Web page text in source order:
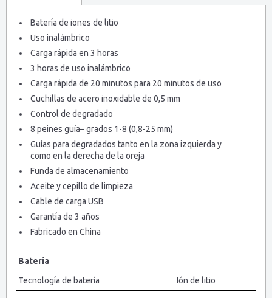
Batería de iones de litio
Uso inalámbrico
Carga rápida en 3 horas
3 horas de uso inalámbrico
Carga rápida de 20 minutos para 20 minutos de uso
Cuchillas de acero inoxidable de 0,5 mm
Control de degradado
8 peines guía– grados 1-8 (0,8-25 mm)
Guías para degradados tanto en la zona izquierda y
como en la derecha de la oreja
Funda de almacenamiento
Aceite y cepillo de limpieza
Cable de carga USB
Garantía de 3 años
Fabricado en China
Batería
Tecnología de batería
Ión de litio